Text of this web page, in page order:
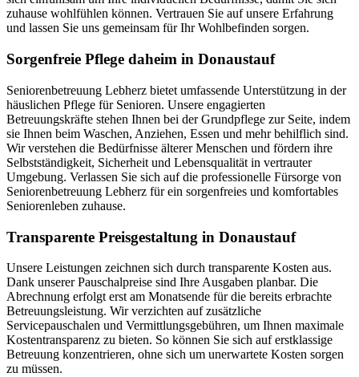
zuhause wohlfühlen können. Vertrauen Sie auf unsere Erfahrung
und lassen Sie uns gemeinsam für Ihr Wohlbefinden sorgen.
Sorgenfreie Pflege daheim in Donaustauf
Seniorenbetreuung Lebherz bietet umfassende Unterstützung in der
häuslichen Pflege für Senioren. Unsere engagierten
Betreuungskräfte stehen Ihnen bei der Grundpflege zur Seite, indem
sie Ihnen beim Waschen, Anziehen, Essen und mehr behilflich sind.
Wir verstehen die Bedürfnisse älterer Menschen und fördern ihre
Selbstständigkeit, Sicherheit und Lebensqualität in vertrauter
Umgebung. Verlassen Sie sich auf die professionelle Fürsorge von
Seniorenbetreuung Lebherz für ein sorgenfreies und komfortables
Seniorenleben zuhause.
Transparente Preisgestaltung in Donaustauf
Unsere Leistungen zeichnen sich durch transparente Kosten aus.
Dank unserer Pauschalpreise sind Ihre Ausgaben planbar. Die
Abrechnung erfolgt erst am Monatsende für die bereits erbrachte
Betreuungsleistung. Wir verzichten auf zusätzliche
Servicepauschalen und Vermittlungsgebühren, um Ihnen maximale
Kostentransparenz zu bieten. So können Sie sich auf erstklassige
Betreuung konzentrieren, ohne sich um unerwartete Kosten sorgen
zu müssen.